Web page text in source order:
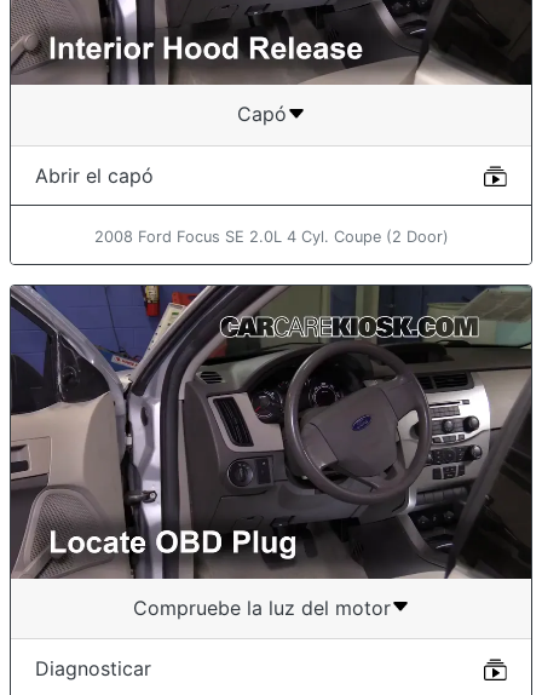
Capó
Abrir el capó
2008 Ford Focus SE 2.0L 4 Cyl. Coupe (2 Door)
Compruebe la luz del motor
Diagnosticar